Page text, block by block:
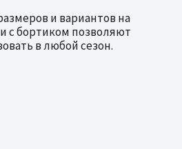
и вариантов на
с бортиком позволяют
в любой сезон.